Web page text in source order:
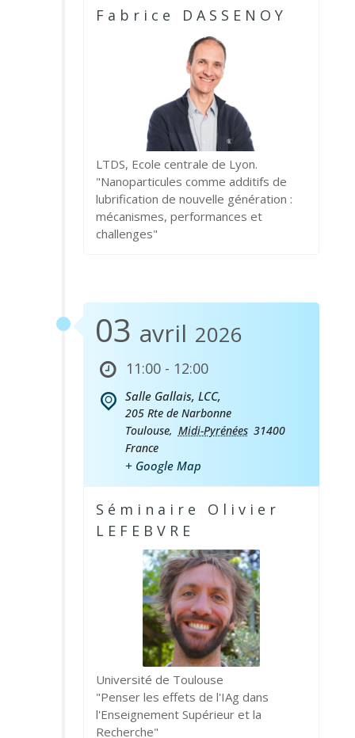
Fabrice DASSENOY
LTDS, Ecole centrale de Lyon.
"Nanoparticules comme additifs de
lubrification de nouvelle génération :
mécanismes, performances et
challenges"
03 avril 2026
11:00 - 12:00
Salle Gallais, LCC,
205 Rte de Narbonne
Toulouse, Midi-Pyrénées 31400
France
+ Google Map
Séminaire Olivier
LEFEBVRE
Université de Toulouse
"Penser les effets de l'IAg dans
l'Enseignement Supérieur et la
Recherche"